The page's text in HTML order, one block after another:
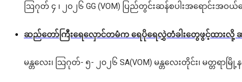
ဩဂုတ် ၄ ၊ ၂၀၂၆ GG (VOM) ပြည်တွင်းဆန်စပါးအရောင်းအ
ဆည်တော်ကြီးရေလှောင်တမံက ရေပိုရေလွှဲတံခါးတွေဖွင့်ထားလို့ ဆ
မန္တလေး၊ သြဂုတ်- ၅- ၂၀၂၆ SA(VOM) မန္တလေးတိုင်း၊ မတ္